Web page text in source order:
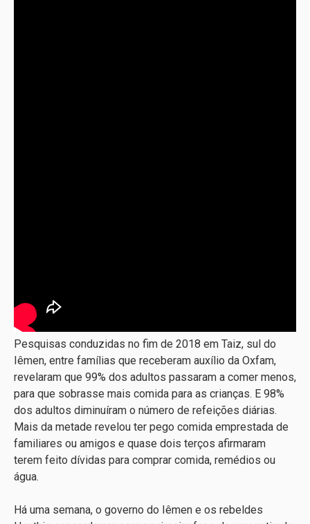
Pesquisas conduzidas no fim de 2018 em Taiz, sul do
Iêmen, entre famílias que receberam auxílio da Oxfam,
revelaram que 99% dos adultos passaram a comer menos,
para que sobrasse mais comida para as crianças. E 98%
dos adultos diminuíram o número de refeições diárias.
Mais da metade revelou ter pego comida emprestada de
familiares ou amigos e quase dois terços afirmaram
terem feito dívidas para comprar comida, remédios ou
água.
Há uma semana, o governo do Iêmen e os rebeldes